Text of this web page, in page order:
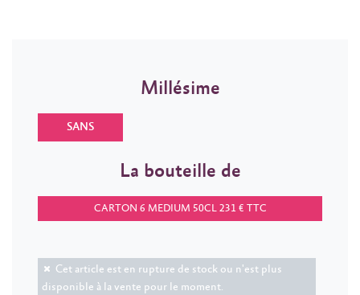
Millésime
SANS
La bouteille de
CARTON 6 MEDIUM 50CL 231 € TTC
Cet article est en rupture de stock ou n'est plus
disponible à la vente pour le moment.